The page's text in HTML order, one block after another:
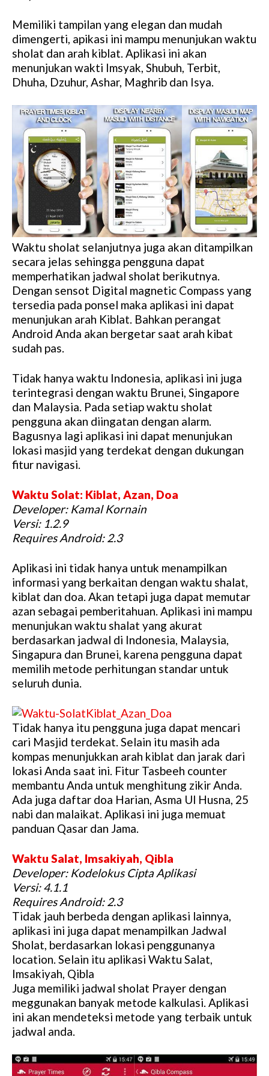
Memiliki tampilan yang elegan dan mudah
dimengerti, apikasi ini mampu menunjukan waktu
sholat dan arah kiblat. Aplikasi ini akan
menunjukan wakti Imsyak, Shubuh, Terbit,
Dhuha, Dzuhur, Ashar, Maghrib dan Isya.
Waktu sholat selanjutnya juga akan ditampilkan
secara jelas sehingga pengguna dapat
memperhatikan jadwal sholat berikutnya.
Dengan sensot Digital magnetic Compass yang
tersedia pada ponsel maka aplikasi ini dapat
menunjukan arah Kiblat. Bahkan perangat
Android Anda akan bergetar saat arah kibat
sudah pas.
Tidak hanya waktu Indonesia, aplikasi ini juga
terintegrasi dengan waktu Brunei, Singapore
dan Malaysia. Pada setiap waktu sholat
pengguna akan diingatan dengan alarm.
Bagusnya lagi aplikasi ini dapat menunjukan
lokasi masjid yang terdekat dengan dukungan
fitur navigasi.
Waktu Solat: Kiblat, Azan, Doa
Developer: Kamal Kornain
Versi: 1.2.9
Requires Android: 2.3
Aplikasi ini tidak hanya untuk menampilkan
informasi yang berkaitan dengan waktu shalat,
kiblat dan doa. Akan tetapi juga dapat memutar
azan sebagai pemberitahuan. Aplikasi ini mampu
menunjukan waktu shalat yang akurat
berdasarkan jadwal di Indonesia, Malaysia,
Singapura dan Brunei, karena pengguna dapat
memilih metode perhitungan standar untuk
seluruh dunia.
Tidak hanya itu pengguna juga dapat mencari
cari Masjid terdekat. Selain itu masih ada
kompas menunjukkan arah kiblat dan jarak dari
lokasi Anda saat ini. Fitur Tasbeeh counter
membantu Anda untuk menghitung zikir Anda.
Ada juga daftar doa Harian, Asma Ul Husna, 25
nabi dan malaikat. Aplikasi ini juga memuat
panduan Qasar dan Jama.
Waktu Salat, Imsakiyah, Qibla
Developer: Kodelokus Cipta Aplikasi
Versi: 4.1.1
Requires Android: 2.3
Tidak jauh berbeda dengan aplikasi lainnya,
aplikasi ini juga dapat menampilkan Jadwal
Sholat, berdasarkan lokasi penggunanya
location. Selain itu aplikasi Waktu Salat,
Imsakiyah, Qibla
Juga memiliki jadwal sholat Prayer dengan
meggunakan banyak metode kalkulasi. Aplikasi
ini akan mendeteksi metode yang terbaik untuk
jadwal anda.